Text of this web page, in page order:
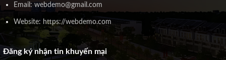
Email: webdemo@gmail.com
Website: https://webdemo.com
Đăng ký nhận tin khuyến mại